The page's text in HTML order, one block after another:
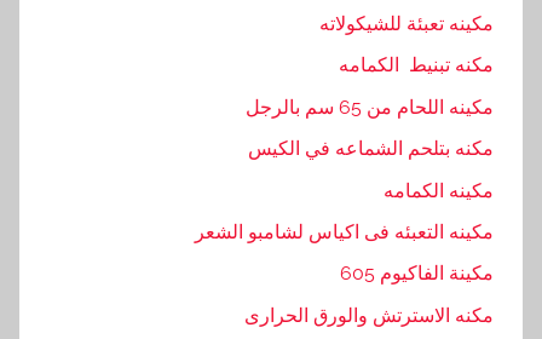
مكينه تعبئة للشيكولاته
مكنه تبنيط الكمامه
مكينه اللحام من 65 سم بالرجل
مكنه بتلحم الشماعه في الكيس
مكينه الكمامه
مكينه التعبئه فى اكياس لشامبو الشعر
مكينة الفاكيوم 605
مكنه الاسترتش والورق الحرارى